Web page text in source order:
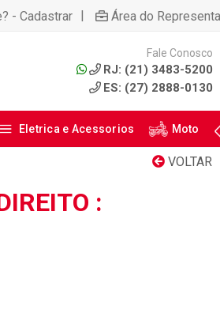
- Cadastrar | Área do
Fale Conosco
RJ: (21) 3483-5200
ES: (27) 2888-0130
Eletrica e Acessorios Moto
VOLTAR
: